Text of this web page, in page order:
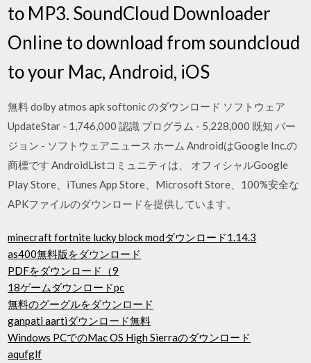
to MP3. SoundCloud Downloader
Online to download from soundcloud
to your Mac, Android, iOS
無料 dolby atmos apk softonic のダウンロード ソフトウェア
UpdateStar - 1,746,000 認識 プログラム - 5,228,000 既知 バー
ジョン - ソフトウェアニュース ホーム AndroidはGoogle Inc.の
商標です AndroidListコミュニティは、 オフィシャルGoogle
Play Store、iTunes App Store、Microsoft Store、100%安全な
APKファイルのダウンロードを提供しています。
minecraft fortnite lucky block modダウンロード1.14.3
as400無料版をダウンロード
PDFをダウンロード（9
18ゲームダウンロードpc
無料のグーグルをダウンロード
ganpati aartiダウンロード無料
Windows PCでのMac OS High Sierraのダウンロード
aqufglf